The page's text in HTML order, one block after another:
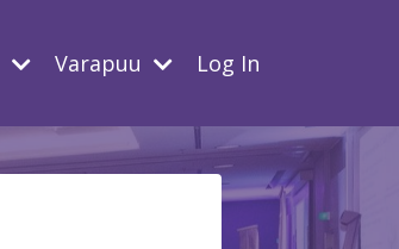
Varapuu Log In